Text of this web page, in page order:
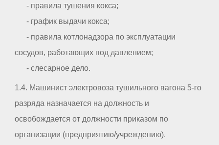
- правила тушения кокса;
- график выдачи кокса;
- правила котлонадзора по эксплуатации
сосудов, работающих под давлением;
- слесарное дело.
1.4. Машинист электровоза тушильного вагона 5-го
разряда назначается на должность и
освобождается от должности приказом по
организации (предприятию/учреждению).